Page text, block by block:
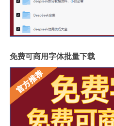
免费可商用字体批量下载